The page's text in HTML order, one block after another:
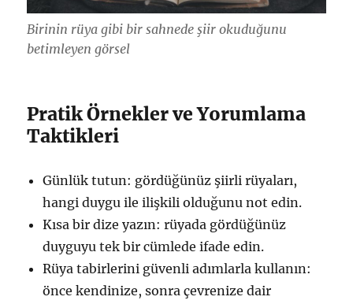
Birinin rüya gibi bir sahnede şiir okuduğunu
betimleyen görsel
Pratik Örnekler ve Yorumlama
Taktikleri
Günlük tutun: gördüğünüz şiirli rüyaları,
hangi duygu ile ilişkili olduğunu not edin.
Kısa bir dize yazın: rüyada gördüğünüz
duyguyu tek bir cümlede ifade edin.
Rüya tabirlerini güvenli adımlarla kullanın:
önce kendinize, sonra çevrenize dair